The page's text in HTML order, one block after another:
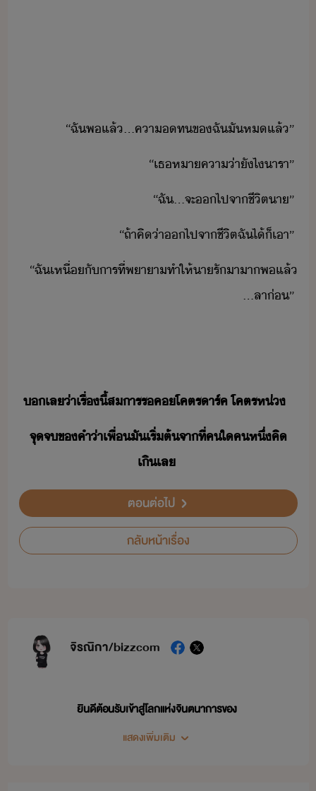
“​ฉั​พแล้​...​คาท​ข​ฉั​ั​ห​แล้​”
“​เธ​หาคา่า​ัไ​ารา​”
“​ฉั​...​จะ​​ไป​จา​ชีิต​า​”
“​ถ้า​คิ​่า​​ไป​จา​ชีิต​ฉั​ไ้​็​เา​”
“​ฉั​เหื่​ั​าร​ที่​พาา​ทำให้​า​รั​าา​พแล้​
…​ลา่​”
​เล​่า​เรื่​ี้​สาร​รค​โคตร​าร์ค​ ​โคตร​ห่​
จุจ​ข​คำ​่า​เพื่​ั​เริ่ต้​จา​ที่​คใคหึ่​คิ​
เิเล
ตอนต่อไป
กลับหน้าเรื่อง
จิรณิกา/bizzcom
ยินดีต้อนรับเข้าสู่โลกแห่งจินตนาการของ
-จิรณิกา-
แสดงเพิ่มเติม